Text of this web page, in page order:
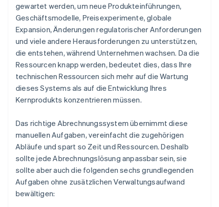
gewartet werden, um neue Produkteinführungen,
Geschäftsmodelle, Preisexperimente, globale
Expansion, Änderungen regulatorischer Anforderungen
und viele andere Herausforderungen zu unterstützen,
die entstehen, während Unternehmen wachsen. Da die
Ressourcen knapp werden, bedeutet dies, dass Ihre
technischen Ressourcen sich mehr auf die Wartung
dieses Systems als auf die Entwicklung Ihres
Kernprodukts konzentrieren müssen.
Das richtige Abrechnungssystem übernimmt diese
manuellen Aufgaben, vereinfacht die zugehörigen
Abläufe und spart so Zeit und Ressourcen. Deshalb
sollte jede Abrechnungslösung anpassbar sein, sie
sollte aber auch die folgenden sechs grundlegenden
Aufgaben ohne zusätzlichen Verwaltungsaufwand
bewältigen: